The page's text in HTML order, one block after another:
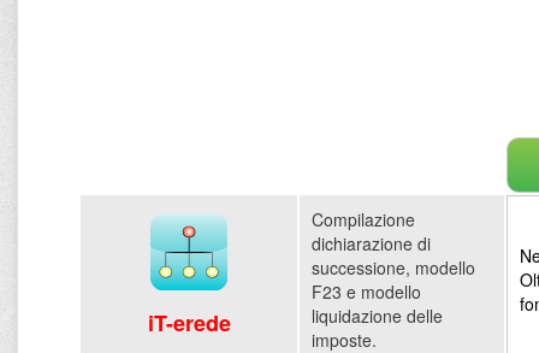
iT-erede
Compilazione
dichiarazione di
successione, modello
F23 e modello
liquidazione delle
imposte.